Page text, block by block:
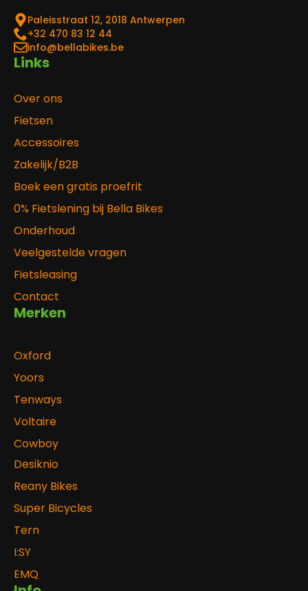
Paleisstraat 12, 2018 Antwerpen
‎+32 470 83 12 44
info@bellabikes.be
Links
Over ons
Fietsen
Accessoires
Zakelijk/B2B
Boek een gratis proefrit
0% Fietslening bij Bella Bikes
Onderhoud
Veelgestelde vragen
Fietsleasing
Contact
Merken
Oxford
Yoors
Tenways
Voltaire
Cowboy
Desiknio
Reany Bikes
Super Bicycles
Tern
I:SY
EMQ